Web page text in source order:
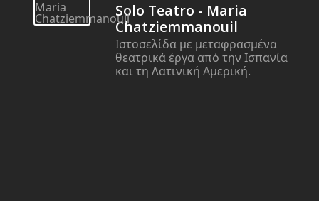
Solo Teatro - Maria
Chatziemmanouil
Ιστοσελίδα με μεταφρασμένα
θεατρικά έργα από την Ισπανία
και τη Λατινική Αμερική.